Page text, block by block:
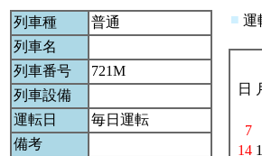
列車種
普通
列車名
列車番号
721M
列車設備
運転日
毎日運転
備考
■ 運
日
7
14